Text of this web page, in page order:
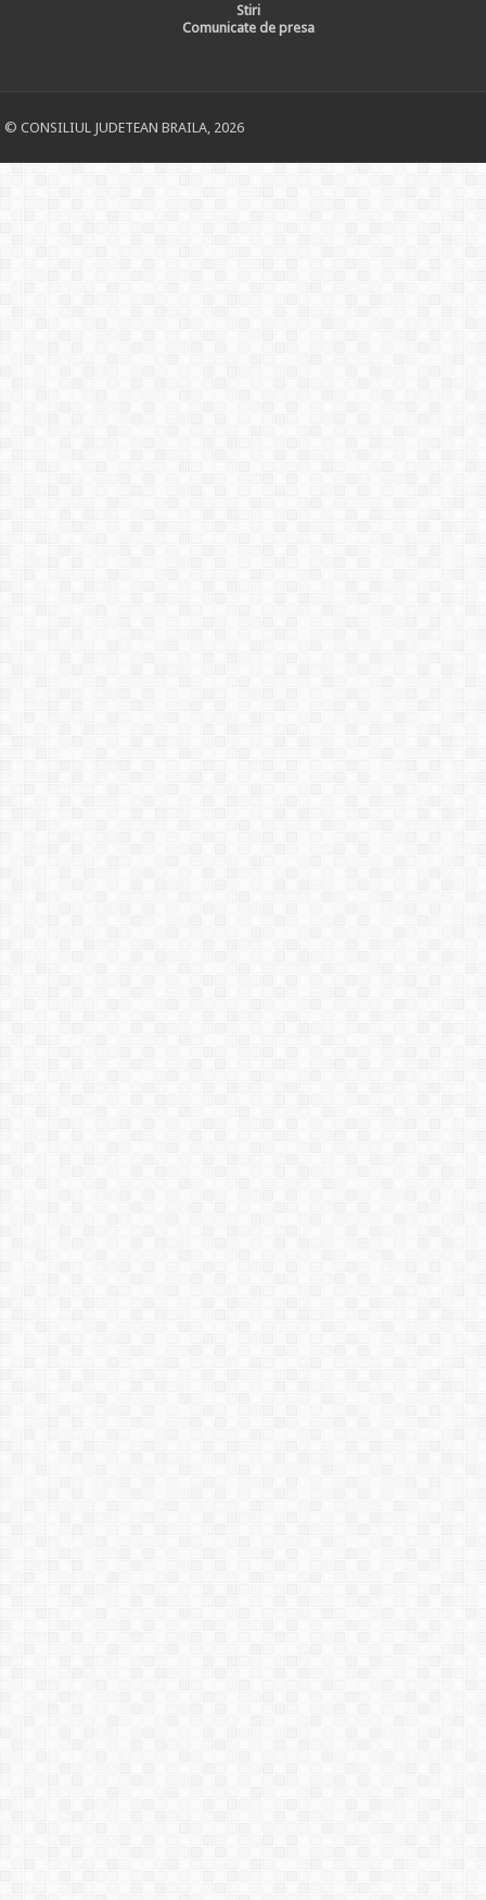
Stiri
Comunicate de presa
© CONSILIUL JUDETEAN BRAILA, 2026